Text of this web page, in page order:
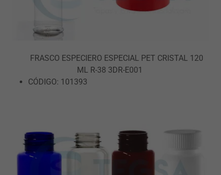
FRASCO ESPECIERO ESPECIAL PET CRISTAL 120
ML R-38 3DR-E001
CÓDIGO: 101393